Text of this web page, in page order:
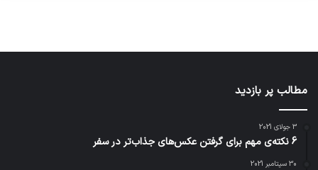
مطالب پر بازدید
3 جولای 2021
6 نکته‌ی مهم برای گرفتن عکس‌های جذاب‌تر در سفر
30 سپتامبر 2021